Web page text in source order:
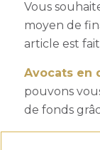
Vous
moyen de
article est
Avocats en
pouvons
de fonds